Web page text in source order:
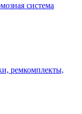
система
ремкомплекты,